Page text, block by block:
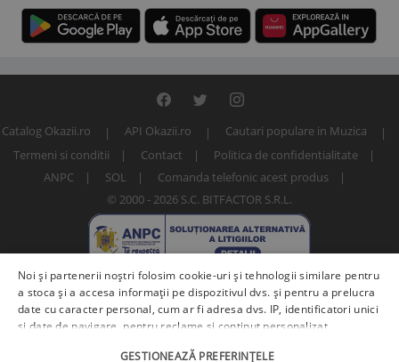
Catalog Okazii.ro API Okazii.ro
Cautari populare in Muzica
Termeni si conditii
Contact
Politica de confidentialitate
ANPC
SOL
Comanda telefonic acest produs
© 2000 - 2026 S.C. BITFACTOR S.R.L.
Numar articol: 206274924
Noi și partenerii noștri folosim cookie-uri și tehnologii similare pentru
a stoca și a accesa informații pe dispozitivul dvs. și pentru a prelucra
date cu caracter personal, cum ar fi adresa dvs. IP, identificatori unici
și date de navigare, pentru reclame și conținut personalizat,
GESTIONEAZĂ PREFERINȚELE